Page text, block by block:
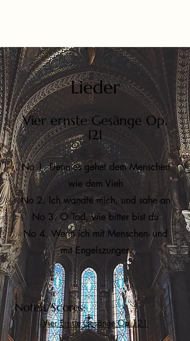
Lieder
Vier ernste Gesänge Op.
121
No 1. Denn es gehet dem Menschen
wie dem Vieh
No 2. Ich wandte mich, und sahe an
No 3. O Tod, wie bitter bist du
No 4. Wenn ich mit Menschen- und
mit Engelszungen
Noten/Scores:
Vier Ernste GesängeOp.121